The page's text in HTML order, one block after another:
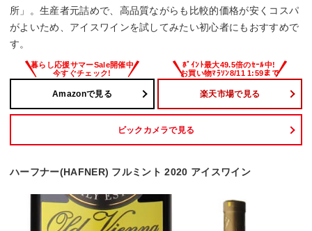
所」。生産者元詰めで、高品質ながらも比較的価格が安くコスパ
がよいため、アイスワインを試してみたい初心者にもおすすめで
す。
Amazonで見る 楽天市場で見る
ビックカメラで見る
ハーフナー(HAFNER) フルミント 2020 アイスワイン